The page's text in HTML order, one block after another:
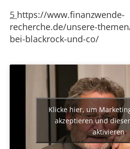
5 https://www.finanzwende-
recherche.de/unsere-
bei-blackrock-und-co/
Klicke hier, um
akzeptieren und
aktivieren